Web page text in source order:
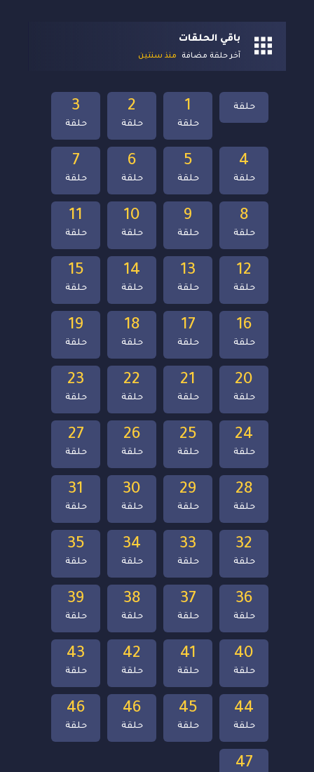
باقي الحلقات
آخر حلقة مضافة منذ سنتين
47
46
حلقة
46
حلقة
45
حلقة
44
حلقة
43
حلقة
42
حلقة
41
حلقة
40
حلقة
39
حلقة
38
حلقة
37
حلقة
36
حلقة
35
حلقة
34
حلقة
33
حلقة
32
حلقة
31
حلقة
30
حلقة
29
حلقة
28
حلقة
27
حلقة
26
حلقة
25
حلقة
24
حلقة
23
حلقة
22
حلقة
21
حلقة
20
حلقة
19
حلقة
18
حلقة
17
حلقة
16
حلقة
15
حلقة
14
حلقة
13
حلقة
12
حلقة
11
حلقة
10
حلقة
9
حلقة
8
حلقة
7
حلقة
6
حلقة
5
حلقة
4
حلقة
3
حلقة
2
حلقة
1
حلقة
حلقة